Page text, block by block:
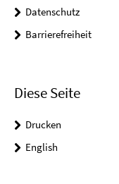
Datenschutz
Barrierefreiheit
Diese Seite
Drucken
English